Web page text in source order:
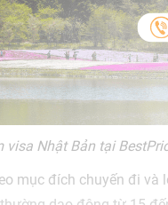
visa Nhật Bản tại
mục đích chuyến đi